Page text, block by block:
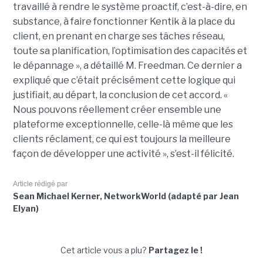
travaillé à rendre le système proactif, c’est-à-dire, en
substance, à faire fonctionner Kentik à la place du
client, en prenant en charge ses tâches réseau,
toute sa planification, l’optimisation des capacités et
le dépannage », a détaillé M. Freedman. Ce dernier a
expliqué que c’était précisément cette logique qui
justifiait, au départ, la conclusion de cet accord. «
Nous pouvons réellement créer ensemble une
plateforme exceptionnelle, celle-là même que les
clients réclament, ce qui est toujours la meilleure
façon de développer une activité », s’est-il félicité.
Article rédigé par
Sean Michael Kerner, NetworkWorld (adapté par Jean
Elyan)
Cet article vous a plu? Partagez le !